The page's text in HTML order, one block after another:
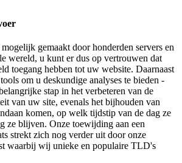
gemaakt door honderden servers en
wereld, u kunt er dus op vertrouwen dat
toegang hebben tot uw website. Daarnaast
om u deskundige analyses te bieden -
stap in het verbeteren van de
van uw site, evenals het bijhouden van
komen, op welk tijdstip van de dag ze
ze blijven. Onze toewijding aan een
strekt zich nog verder uit door onze
waarbij wij unieke en populaire TLD's